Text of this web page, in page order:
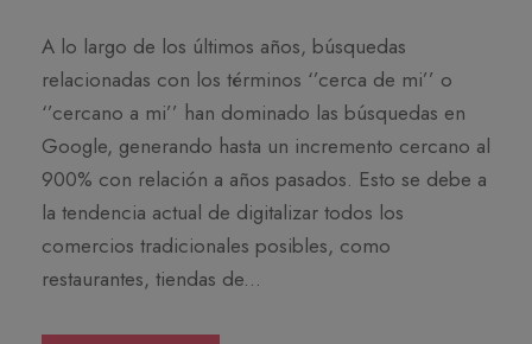
A lo largo de los últimos años, búsquedas
relacionadas con los términos ‘’cerca de mi’’ o
‘’cercano a mi’’ han dominado las búsquedas en
Google, generando hasta un incremento cercano al
900% con relación a años pasados. Esto se debe a
la tendencia actual de digitalizar todos los
comercios tradicionales posibles, como
restaurantes, tiendas de...